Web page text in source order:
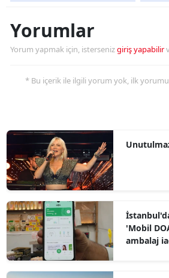
Yorumlar
Yorum yapmak için, istersenizgiriş yapabilir
* Bu içerik ile ilgili yorum yok, ilk yorumu
'Mobil
ambalaj